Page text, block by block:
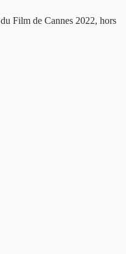
Film de Cannes 2022, hors